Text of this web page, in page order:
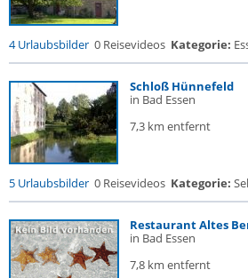
4 Urlaubsbilder 0 Reisevideos Kategorie:
Schloß Hünnefeld
in Bad Essen
7,3 km entfernt
5 Urlaubsbilder 0 Reisevideos Kategorie:
Restaurant Altes
in Bad Essen
7,8 km entfernt